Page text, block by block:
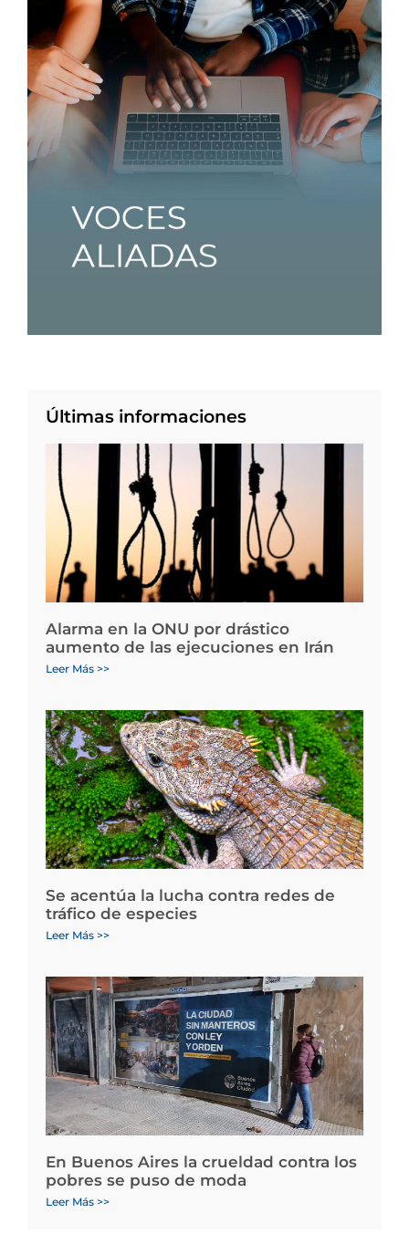
Últimas informaciones
Alarma en la ONU por drástico
aumento de las ejecuciones en Irán
Leer Más >>
Se acentúa la lucha contra redes de
tráfico de especies
Leer Más >>
En Buenos Aires la crueldad contra los
pobres se puso de moda
Leer Más >>